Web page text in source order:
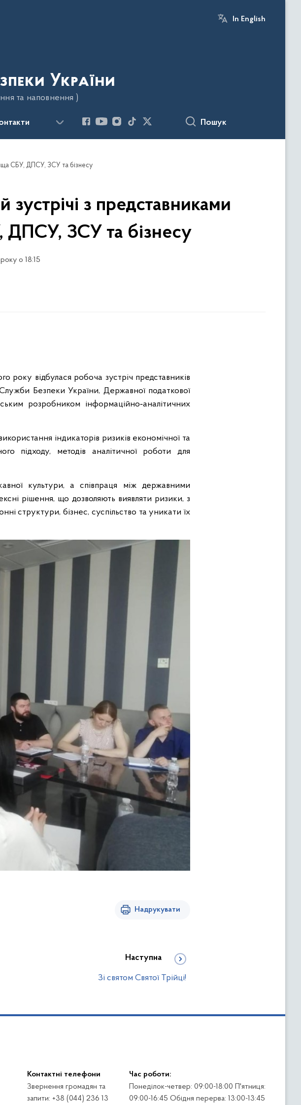
In English
України
та наповнення )
Пошук
СБУ, ДПСУ, ЗСУ та бізнесу
з представниками
ДПСУ, ЗСУ та бізнесу
о 18:15
року відбулася робоча зустріч представників
Безпеки України, Державної податкової
розробником інформаційно‑аналітичних
індикаторів ризиків економічної та
підходу, методів аналітичної роботи для
культури, а співпраця між державними
рішення, що дозволяють виявляти ризики, з
структури, бізнес, суспільство та уникати їх
Надрукувати
Наступна
Зі святом Святої Трійці!
Контактні телефони
Звернення громадян та
запити: +38 (044) 236 13
Час роботи:
Понеділок-четвер: 09:00-18:00 П'ятниця:
09:00-16:45 Обідня перерва: 13:00-13:45